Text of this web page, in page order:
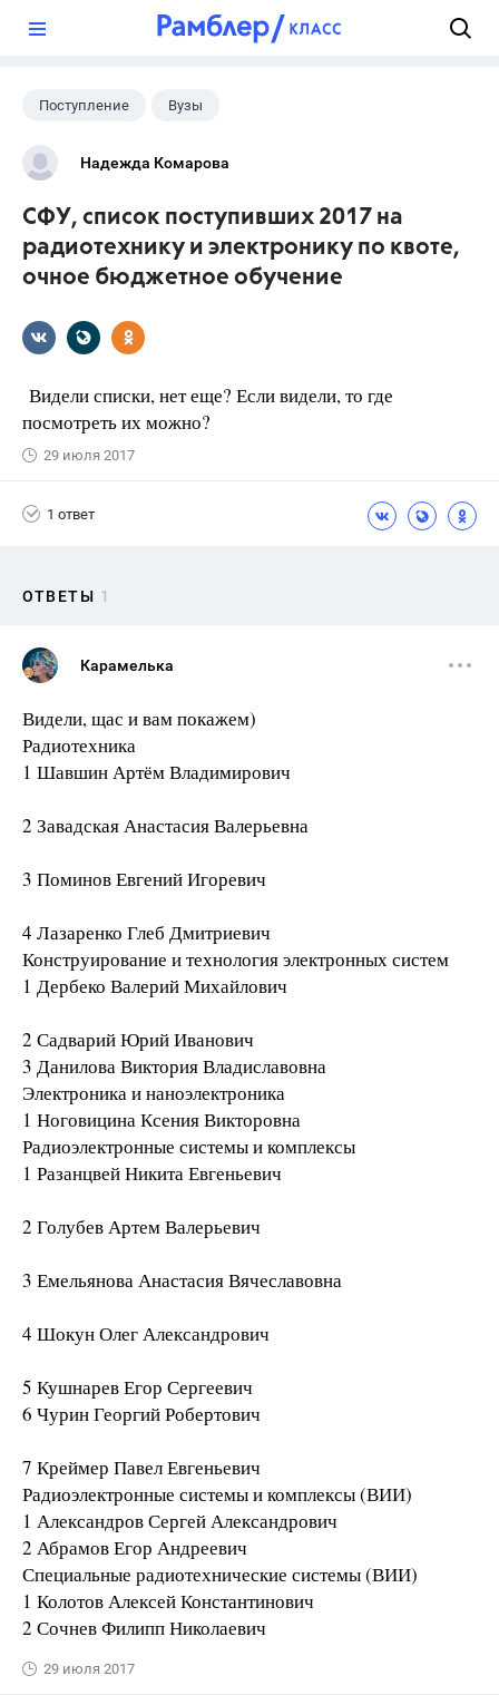
Поступление Вузы
Надежда Комарова
СФУ, список поступивших 2017 на
радиотехнику и электронику по квоте,
очное бюджетное обучение
Видели списки, нет еще? Если видели, то где
посмотреть их можно?
29 июля 2017
1 ответ
ОТВЕТЫ 1
Карамелька
Видели, щас и вам покажем)
Радиотехника
1 Шавшин Артём Владимирович
2 Завадская Анастасия Валерьевна
3 Поминов Евгений Игоревич
4 Лазаренко Глеб Дмитриевич
Конструирование и технология электронных систем
1 Дербеко Валерий Михайлович
2 Садварий Юрий Иванович
3 Данилова Виктория Владиславовна
Электроника и наноэлектроника
1 Ноговицина Ксения Викторовна
Радиоэлектронные системы и комплексы
1 Разанцвей Никита Евгеньевич
2 Голубев Артем Валерьевич
3 Емельянова Анастасия Вячеславовна
4 Шокун Олег Александрович
5 Кушнарев Егор Сергеевич
6 Чурин Георгий Робертович
7 Креймер Павел Евгеньевич
Радиоэлектронные системы и комплексы (ВИИ)
1 Александров Сергей Александрович
2 Абрамов Егор Андреевич
Специальные радиотехнические системы (ВИИ)
1 Колотов Алексей Константинович
2 Сочнев Филипп Николаевич
29 июля 2017